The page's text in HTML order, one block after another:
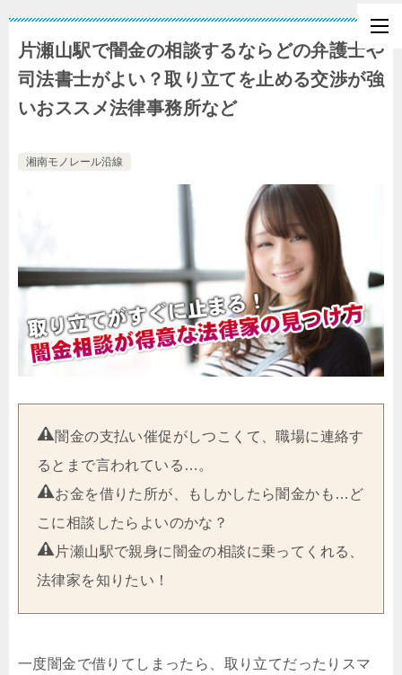
片瀬山駅で闇金の相談するならどの弁護士や
司法書士がよい？取り立てを止める交渉が強
いおススメ法律事務所など
湘南モノレール沿線
闇金の支払い催促がしつこくて、職場に連絡す
るとまで言われている…。
お金を借りた所が、もしかしたら闇金かも…ど
こに相談したらよいのかな？
片瀬山駅で親身に闇金の相談に乗ってくれる、
法律家を知りたい！
一度闇金で借りてしまったら、取り立てだったりスマ